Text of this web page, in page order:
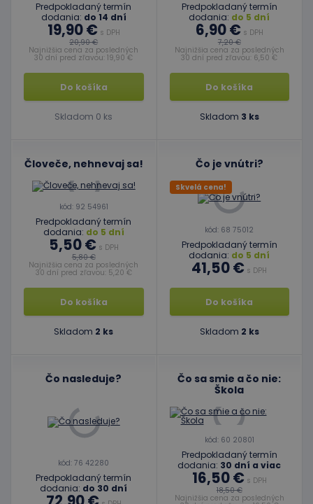
Predpokladaný termín
dodania: do 14 dní
19,90 € s DPH
20,90 €
Najnižšia cena za posledných
30 dní pred zľavou: 19,90 €
Do košíka
Skladom 0 ks
Predpokladaný termín
dodania: do 5 dní
6,90 € s DPH
7,20 €
Najnižšia cena za posledných
30 dní pred zľavou: 6,50 €
Do košíka
Skladom 3 ks
Človeče, nehnevaj sa!
kód: 92 54961
Predpokladaný termín
dodania: do 5 dní
5,50 € s DPH
5,80 €
Najnižšia cena za posledných
30 dní pred zľavou: 5,20 €
Do košíka
Skladom 2 ks
Čo je vnútri?
Skvelá cena!
kód: 68 75012
Predpokladaný termín
dodania: do 5 dní
41,50 € s DPH
Do košíka
Skladom 2 ks
Čo nasleduje?
kód: 76 42280
Predpokladaný termín
dodania: do 30 dní
Čo sa smie a čo nie:
Škola
kód: 60 20801
Predpokladaný termín
dodania: 30 dní a viac
16,50 € s DPH
18,50 €
Najnižšia cena za posledných